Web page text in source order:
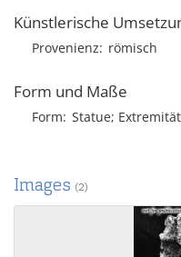
Künstlerische
Provenienz römisch
Form und Maße
Form Statue;
Images (2)